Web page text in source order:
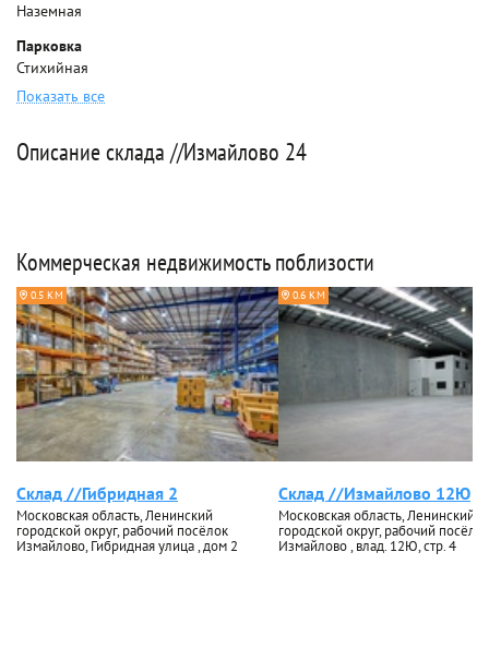
Наземная
Парковка
Стихийная
Показать все
Описание склада //Измайлово 24
Коммерческая недвижимость поблизости
0.5 КМ
Склад //Гибридная 2
Московская область, Ленинский
городской округ, рабочий посёлок
Измайлово, Гибридная улица , дом 2
0.6 КМ
Склад //Измайлово 12Ю
Московская область, Ленинский
городской округ, рабочий посёлок
Измайлово , влад. 12Ю, стр. 4